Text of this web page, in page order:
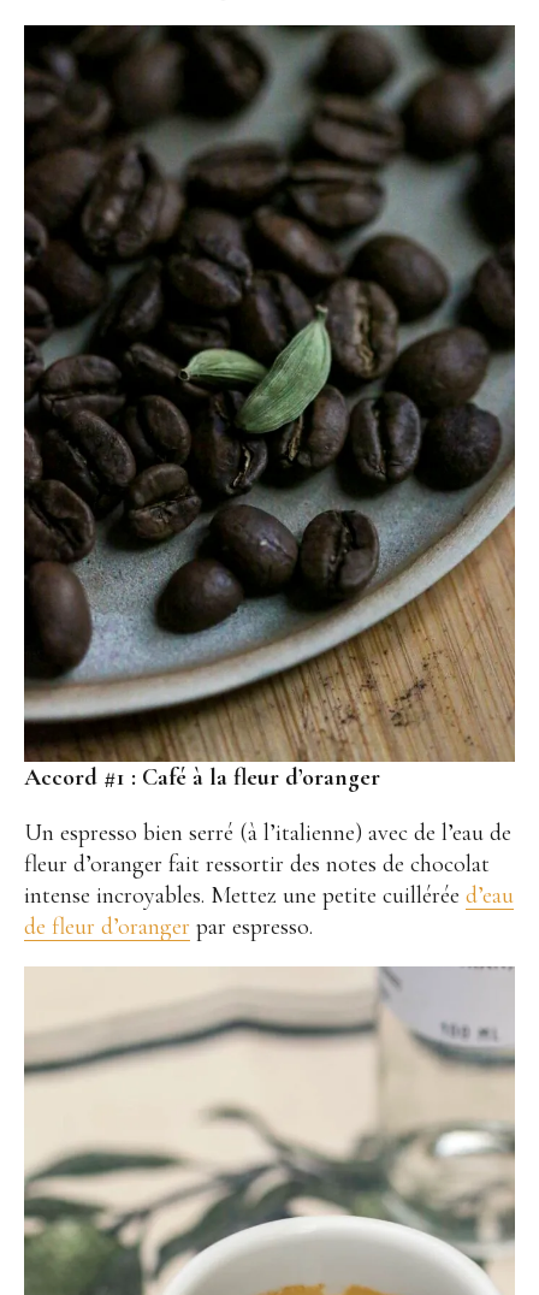
Accord #1 : Café à la fleur d’oranger
Un espresso bien serré (à l’italienne) avec de l’eau de
fleur d’oranger fait ressortir des notes de chocolat
intense incroyables. Mettez une petite cuillérée d’eau
de fleur d’oranger par espresso.